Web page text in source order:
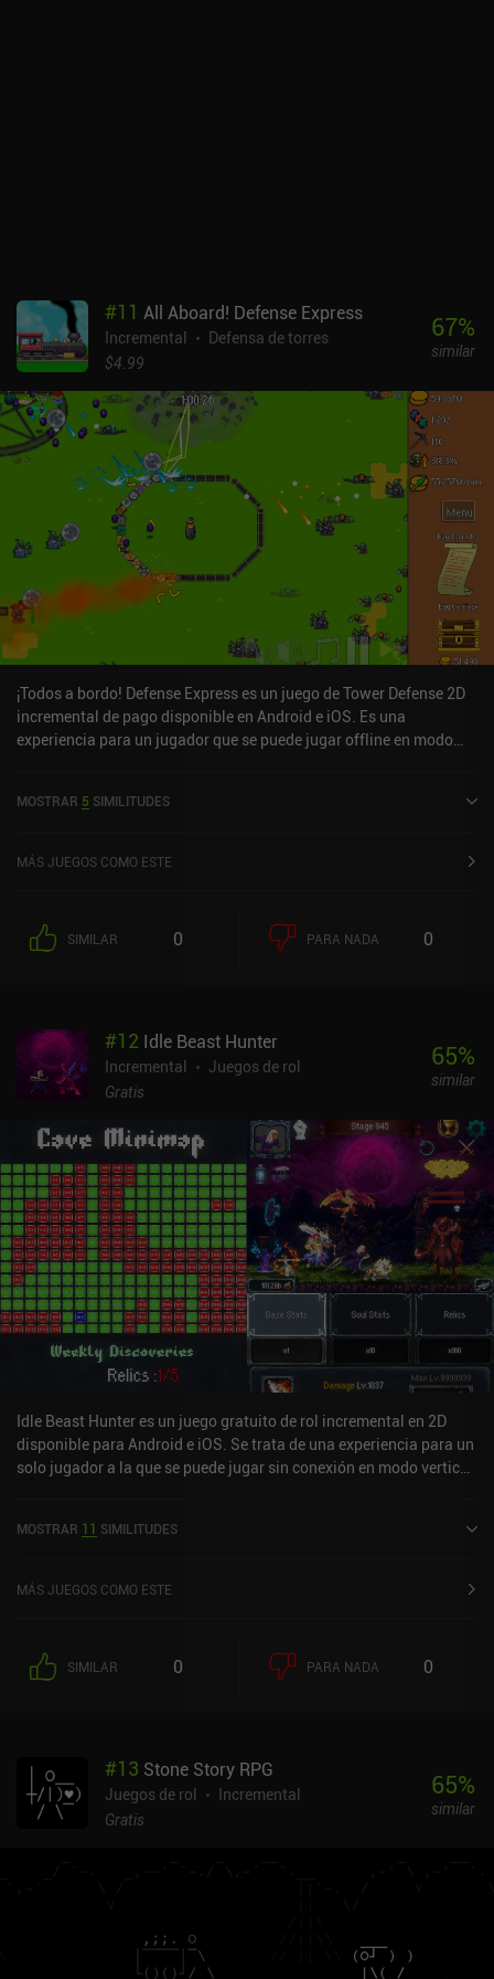
#11 All Aboard! Defense Express
Incremental
Defensa de torres
$4.99
67%
similar
¡Todos a bordo! Defense Express es un juego de Tower Defense 2D
incremental de pago disponible en Android e iOS. Es una
experiencia para un jugador que se puede jugar offline en modo
y de 4,8 sobre 5,0 en la App Store de iOS.
MOSTRAR 5 SIMILITUDES
MÁS JUEGOS COMO ESTE
SIMILAR 0 PARA NADA 0
#12 Idle Beast Hunter
Incremental
Juegos de rol
Gratis
65%
similar
Idle Beast Hunter es un juego gratuito de rol incremental en 2D
disponible para Android e iOS. Se trata de una experiencia para un
solo jugador a la que se puede jugar sin conexión en modo vertical.
5,0 en la App Store de iOS.
MOSTRAR 11 SIMILITUDES
MÁS JUEGOS COMO ESTE
SIMILAR 0 PARA NADA 0
#13 Stone Story RPG
Juegos de rol
Incremental
Gratis
65%
similar